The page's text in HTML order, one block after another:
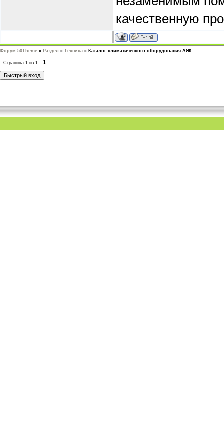
качественную
Форум 50Theme » Раздел » Техника » Каталог климатического оборудования АЯК
Страница 1 из 1 1